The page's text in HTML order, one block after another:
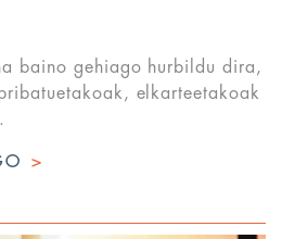
baino gehiago hurbildu dira,
elkarteetakoak
>